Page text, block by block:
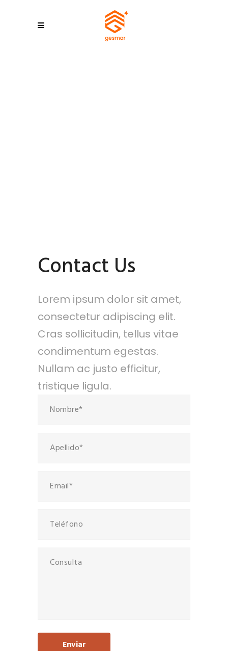
Contact Us
Lorem ipsum dolor sit amet,
consectetur adipiscing elit.
Cras sollicitudin, tellus vitae
condimentum egestas.
Nullam ac justo efficitur,
tristique ligula.